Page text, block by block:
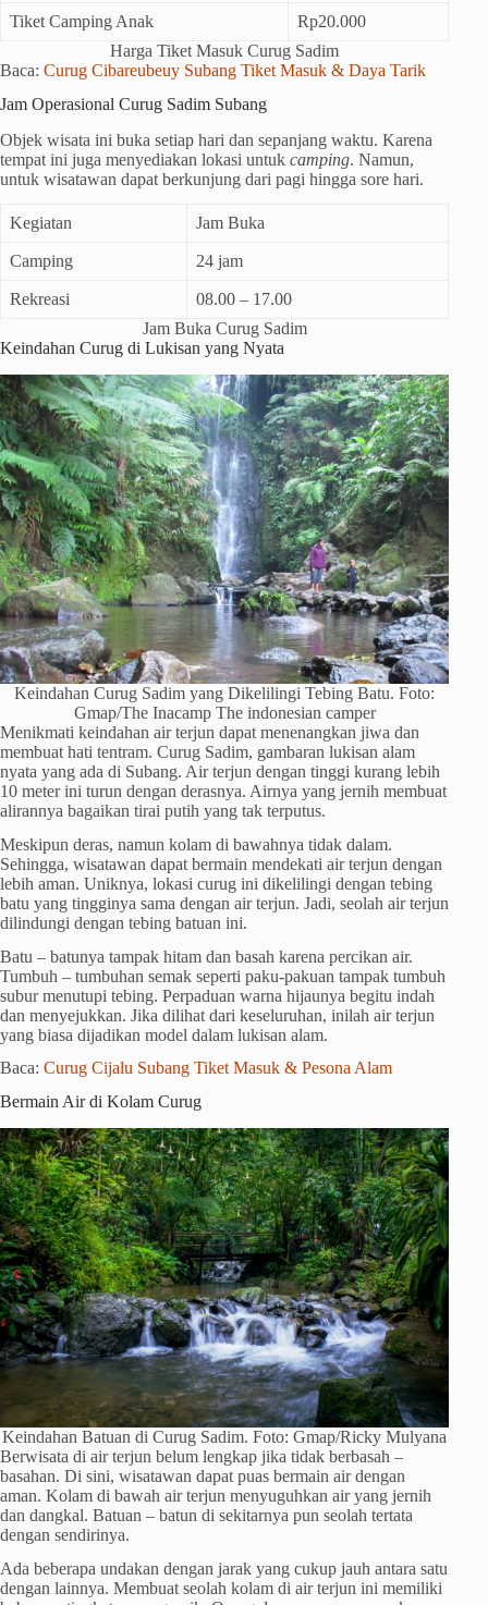
Tiket Camping Anak
Rp20.000
Harga Tiket Masuk Curug Sadim
Baca: Curug Cibareubeuy Subang Tiket Masuk & Daya Tarik
Jam Operasional Curug Sadim Subang
Objek wisata ini buka setiap hari dan sepanjang waktu. Karena
tempat ini juga menyediakan lokasi untuk camping. Namun,
untuk wisatawan dapat berkunjung dari pagi hingga sore hari.
Kegiatan Jam Buka
Camping 24 jam
Rekreasi
08.00 – 17.00
Jam Buka Curug Sadim
Keindahan Curug di Lukisan yang Nyata
Keindahan Curug Sadim yang Dikelilingi Tebing Batu. Foto:
Gmap/The Inacamp The indonesian camper
Menikmati keindahan air terjun dapat menenangkan jiwa dan
membuat hati tentram. Curug Sadim, gambaran lukisan alam
nyata yang ada di Subang. Air terjun dengan tinggi kurang lebih
10 meter ini turun dengan derasnya. Airnya yang jernih membuat
alirannya bagaikan tirai putih yang tak terputus.
Meskipun deras, namun kolam di bawahnya tidak dalam.
Sehingga, wisatawan dapat bermain mendekati air terjun dengan
lebih aman. Uniknya, lokasi curug ini dikelilingi dengan tebing
batu yang tingginya sama dengan air terjun. Jadi, seolah air terjun
dilindungi dengan tebing batuan ini.
Batu – batunya tampak hitam dan basah karena percikan air.
Tumbuh – tumbuhan semak seperti paku-pakuan tampak tumbuh
subur menutupi tebing. Perpaduan warna hijaunya begitu indah
dan menyejukkan. Jika dilihat dari keseluruhan, inilah air terjun
yang biasa dijadikan model dalam lukisan alam.
Baca: Curug Cijalu Subang Tiket Masuk & Pesona Alam
Bermain Air di Kolam Curug
Keindahan Batuan di Curug Sadim. Foto: Gmap/Ricky Mulyana
Berwisata di air terjun belum lengkap jika tidak berbasah –
basahan. Di sini, wisatawan dapat puas bermain air dengan
aman. Kolam di bawah air terjun menyuguhkan air yang jernih
dan dangkal. Batuan – batun di sekitarnya pun seolah tertata
dengan sendirinya.
Ada beberapa undakan dengan jarak yang cukup jauh antara satu
dengan lainnya. Membuat seolah kolam di air terjun ini memiliki